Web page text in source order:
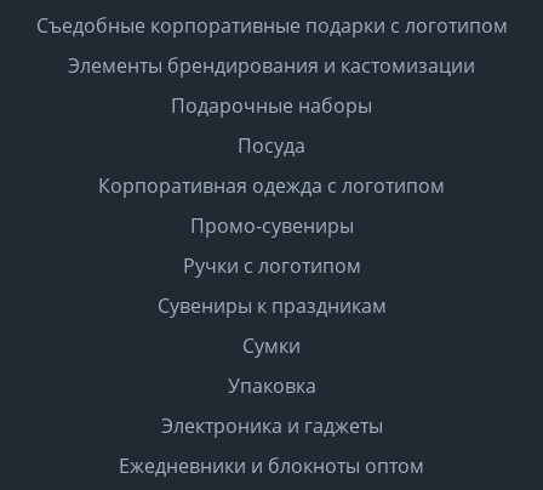
Съедобные корпоративные подарки с логотипом
Элементы брендирования и кастомизации
Подарочные наборы
Посуда
Корпоративная одежда с логотипом
Промо-сувениры
Ручки с логотипом
Сувениры к праздникам
Сумки
Упаковка
Электроника и гаджеты
Ежедневники и блокноты оптом